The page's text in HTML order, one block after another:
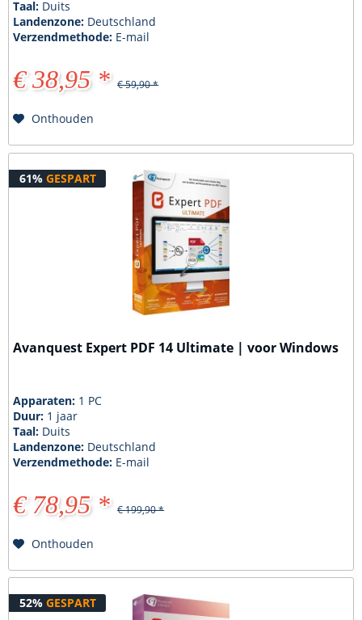
Taal: Duits
Landenzone: Deutschland
Verzendmethode: E-mail
€ 38,95 * € 59,90 *
Onthouden
61% GESPART
Avanquest Expert PDF 14 Ultimate | voor Windows
Apparaten: 1 PC
Duur: 1 jaar
Taal: Duits
Landenzone: Deutschland
Verzendmethode: E-mail
€ 78,95 * € 199,90 *
Onthouden
52% GESPART